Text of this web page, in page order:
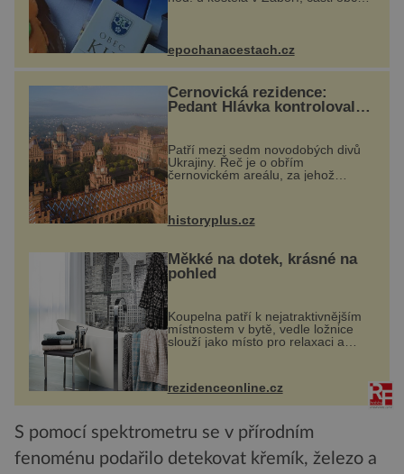
Kly u Mělníka. V programu
naleznete komentovanou prohlídku
atrakce...
epochanacestach.cz
Černovická rezidence:
Pedant Hlávka kontroloval
Patří mezi sedm novodobých divů
Ukrajiny. Řeč je o obřím
černovickém areálu, za jehož
vznikem stál slavný český architekt
Josef Hlávka. Ten si na něm dal
mimořádně záležet. Jeho stavební
plány by při ...
historyplus.cz
Měkké na dotek, krásné na
pohled
Koupelna patří k nejatraktivnějším
místnostem v bytě, vedle ložnice
slouží jako místo pro relaxaci a
odpočinek. Koupelnový textil –
ručníky, osušky a koberečky –
mohou jako mávnutím kouzelného
proutku...
rezidenceonline.cz
S pomocí spektrometru se v přírodním
fenoménu podařilo detekovat křemík, železo a